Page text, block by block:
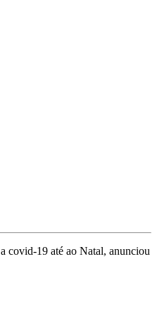
covid-19 até ao Natal, anunciou